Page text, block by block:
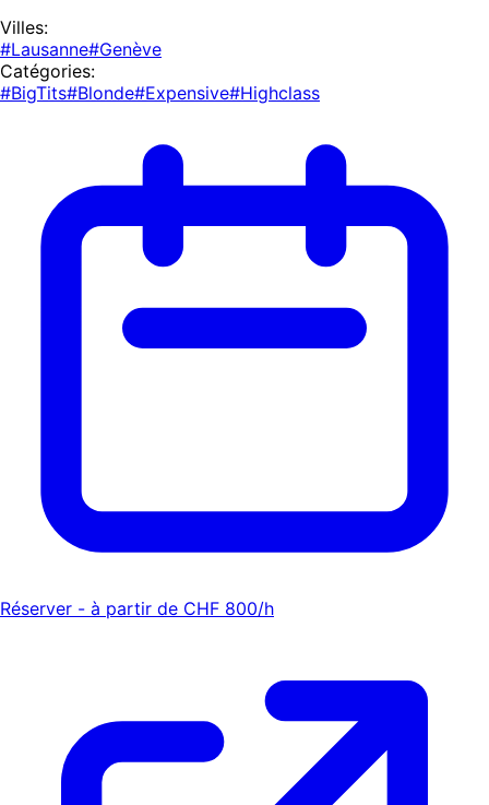
Villes:
#Lausanne#Genève
Catégories:
#BigTits#Blonde#Expensive#Highclass
Réserver - à partir de CHF 800/h